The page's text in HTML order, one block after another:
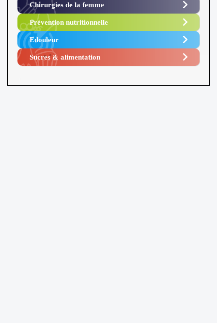
Chirurgies de la femme
Prévention nutritionnelle
Edouleur​
Sucres & alimentation​